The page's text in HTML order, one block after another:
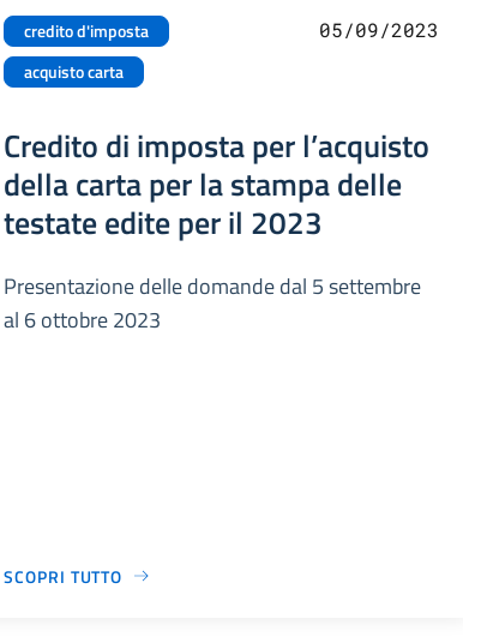
credito d'imposta
acquisto carta
05/09/2023
Credito di imposta per l’acquisto
della carta per la stampa delle
testate edite per il 2023
Presentazione delle domande dal 5 settembre
al 6 ottobre 2023
SCOPRI TUTTO